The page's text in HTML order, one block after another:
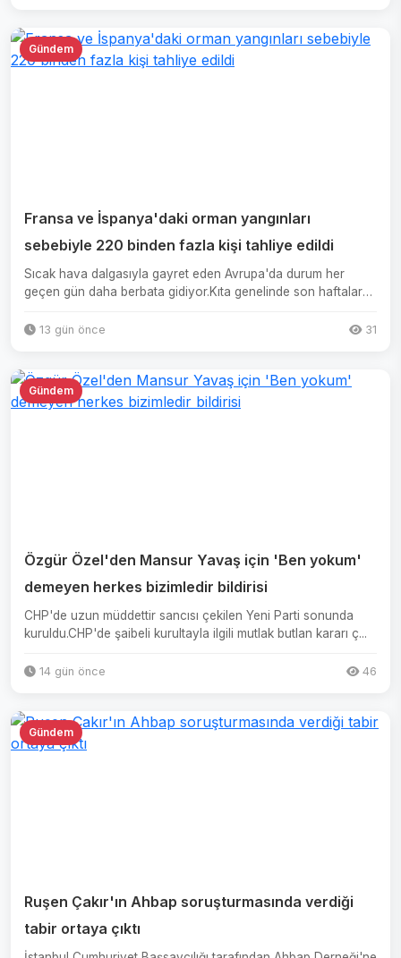
Gündem
Fransa ve İspanya'daki orman yangınları
sebebiyle 220 binden fazla kişi tahliye edildi
Sıcak hava dalgasıyla gayret eden Avrupa'da durum her
geçen gün daha berbata gidiyor.Kıta genelinde son haftalarda
13 gün önce 31
Gündem
Özgür Özel'den Mansur Yavaş için 'Ben yokum'
demeyen herkes bizimledir bildirisi
CHP'de uzun müddettir sancısı çekilen Yeni Parti sonunda
kuruldu.CHP'de şaibeli kurultayla ilgili mutlak butlan kararı ç...
14 gün önce 46
Gündem
Ruşen Çakır'ın Ahbap soruşturmasında verdiği
tabir ortaya çıktı